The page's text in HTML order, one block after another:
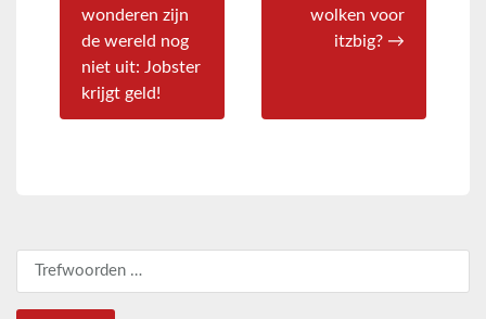
wonderen zijn
de wereld nog
niet uit: Jobster
krijgt geld!
wolken voor
itzbig? →